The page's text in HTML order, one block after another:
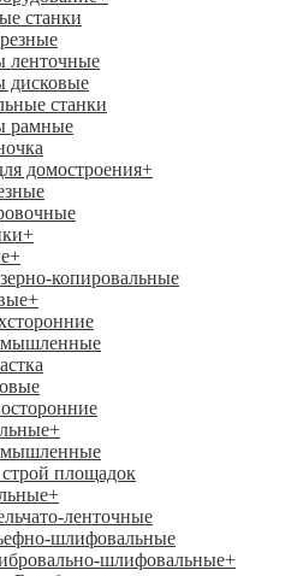
станки
ленточные
дисковые
станки
рамные
домостроения+
+
+
копировальные
+
+
площадок
+
ленточные
шлифовальные
шлифовальные+